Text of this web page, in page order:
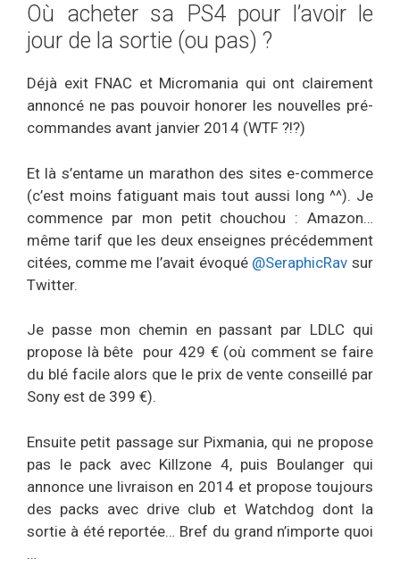
Où acheter sa PS4 pour l’avoir le
jour de la sortie (ou pas) ?
Déjà exit FNAC et Micromania qui ont clairement
annoncé ne pas pouvoir honorer les nouvelles pré-
commandes avant janvier 2014 (WTF ?!?)
Et là s’entame un marathon des sites e-commerce
(c’est moins fatiguant mais tout aussi long ^^). Je
commence par mon petit chouchou : Amazon…
même tarif que les deux enseignes précédemment
citées, comme me l’avait évoqué @SeraphicRav sur
Twitter.
Je passe mon chemin en passant par LDLC qui
propose là bête pour 429 € (où comment se faire
du blé facile alors que le prix de vente conseillé par
Sony est de 399 €).
Ensuite petit passage sur Pixmania, qui ne propose
pas le pack avec Killzone 4, puis Boulanger qui
annonce une livraison en 2014 et propose toujours
des packs avec drive club et Watchdog dont la
sortie à été reportée… Bref du grand n’importe quoi
…